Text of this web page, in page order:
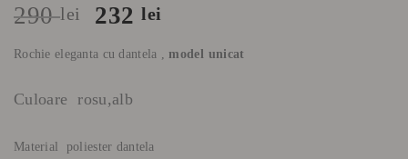
290lei
Prețul
a
290 lei.
232lei
este:
Rochie eleganta cu dantela , model unicat
Culoare rosu,alb
Material poliester dantela